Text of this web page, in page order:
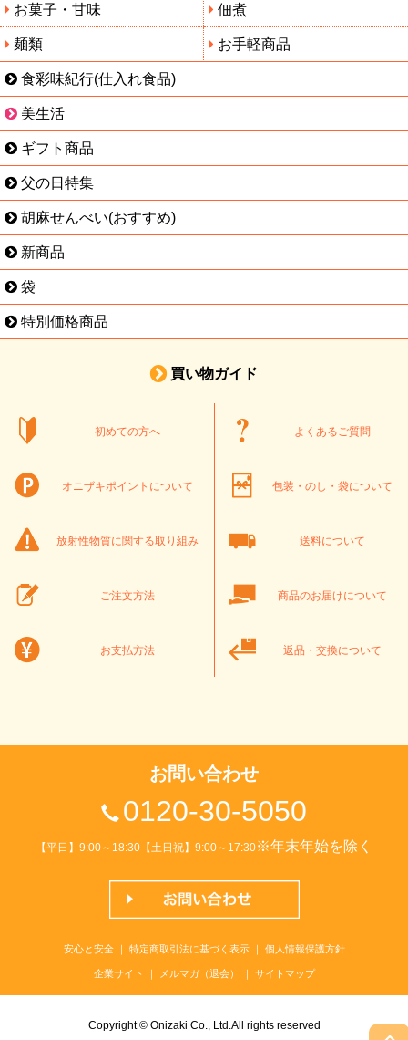
お菓子・甘味 佃煮
麺類 お手軽商品
食彩味紀行(仕入れ食品)
美生活
ギフト商品
父の日特集
胡麻せんべい(おすすめ)
新商品
袋
特別価格商品
買い物ガイド
初めての方へ よくあるご質問
オニザキポイントについて 包装・のし・袋について
放射性物質に関する取り組み 送料について
ご注文方法 商品のお届けについて
お支払方法 返品・交換について
お問い合わせ
0120-30-5050
【平日】9:00～18:30【土日祝】9:00～17:30※年末年始を除く
安心と安全｜ 特定商取引法に基づく表示｜ 個人情報保護方針
企業サイト ｜ メルマガ（退会） ｜ サイトマップ
Copyright © Onizaki Co., Ltd.All rights reserved